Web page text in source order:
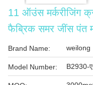
11 ऑउंस मर्करीजिंग
फैब्रिक समर जींस पंत
Brand Name: weilong
Model Number: B2930-ए